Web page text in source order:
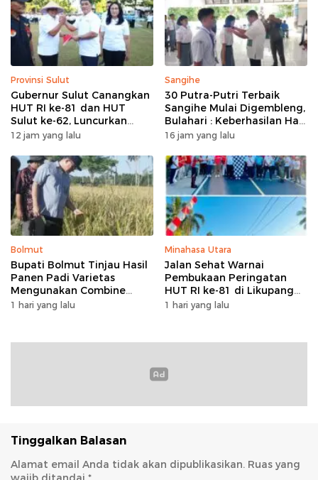
Provinsi Sulut
Gubernur Sulut Canangkan
HUT RI ke-81 dan HUT
Sulut ke-62, Luncurkan
Program Keringanan Pajak
Kelapa
12 jam yang lalu
Sangihe
30 Putra-Putri Terbaik
Sangihe Mulai Digembleng,
Bulahari : Keberhasilan Hari
Ini Bukan Garis Akhir Tapi
16 jam yang lalu
Bolmut
Bupati Bolmut Tinjau Hasil
Panen Padi Varietas
Mengunakan Combine
Harvester
1 hari yang lalu
Minahasa Utara
Jalan Sehat Warnai
Pembukaan Peringatan
HUT RI ke-81 di Likupang
Barat
1 hari yang lalu
Tinggalkan Balasan
Alamat email Anda tidak akan dipublikasikan. Ruas yang